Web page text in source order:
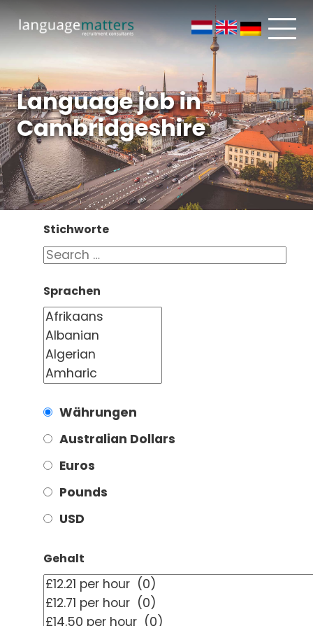
Language job in
Cambridgeshire
Stichworte
Sprachen
Währungen
Australian Dollars
Euros
Pounds
USD
Gehalt